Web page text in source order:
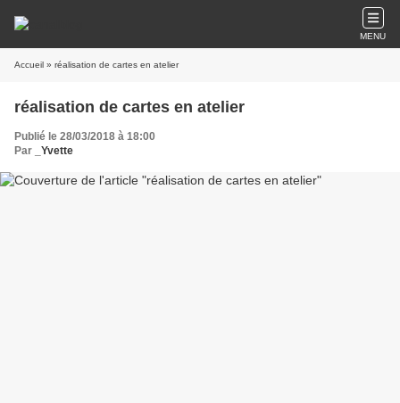
MENU
Accueil » réalisation de cartes en atelier
réalisation de cartes en atelier
Publié le 28/03/2018 à 18:00
Par
_Yvette